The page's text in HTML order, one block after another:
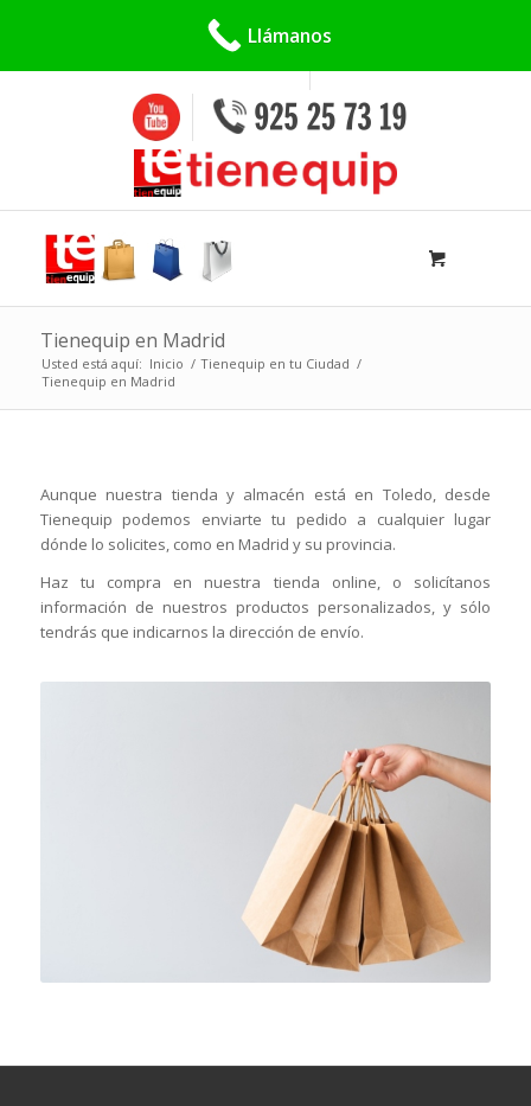
Tienequip en Madrid
Usted está aquí: Inicio / Tienequip en tu Ciudad /
Tienequip en Madrid
Aunque nuestra tienda y almacén está en Toledo, desde
Tienequip podemos enviarte tu pedido a cualquier lugar
dónde lo solicites, como en Madrid y su provincia.
Haz tu compra en nuestra tienda online, o solicítanos
información de nuestros productos personalizados, y sólo
tendrás que indicarnos la dirección de envío.
Llámanos